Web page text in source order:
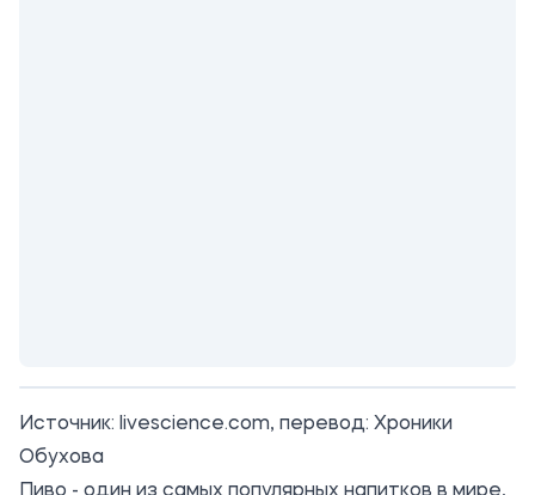
Источник: livescience.com, перевод: Хроники
Обухова